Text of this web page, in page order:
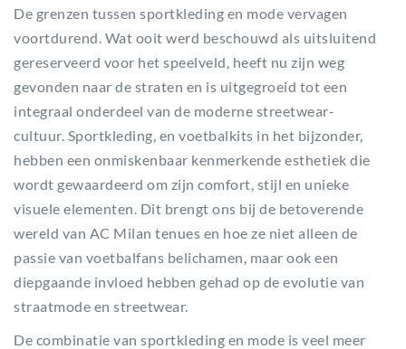
De grenzen tussen sportkleding en mode vervagen
voortdurend. Wat ooit werd beschouwd als uitsluitend
gereserveerd voor het speelveld, heeft nu zijn weg
gevonden naar de straten en is uitgegroeid tot een
integraal onderdeel van de moderne streetwear-
cultuur. Sportkleding, en voetbalkits in het bijzonder,
hebben een onmiskenbaar kenmerkende esthetiek die
wordt gewaardeerd om zijn comfort, stijl en unieke
visuele elementen. Dit brengt ons bij de betoverende
wereld van AC Milan tenues en hoe ze niet alleen de
passie van voetbalfans belichamen, maar ook een
diepgaande invloed hebben gehad op de evolutie van
straatmode en streetwear.
De combinatie van sportkleding en mode is veel meer